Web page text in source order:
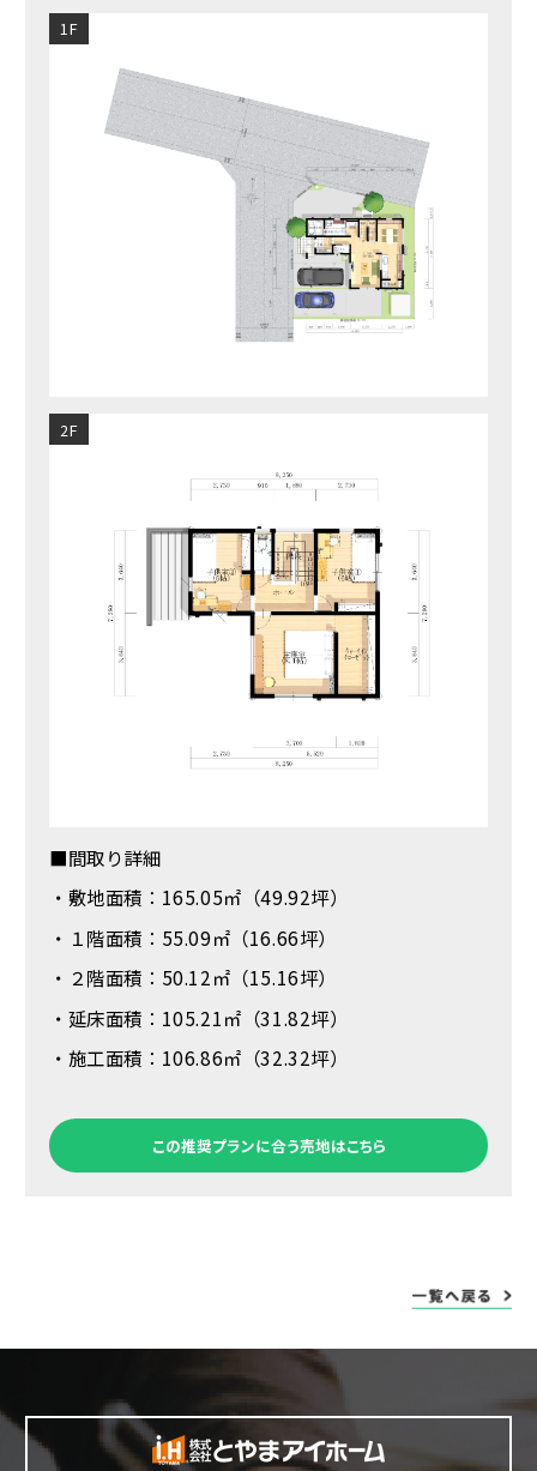
1F
2F
■間取り詳細
・敷地面積：165.05㎡（49.92坪）
・１階面積：55.09㎡（16.66坪）
・２階面積：50.12㎡（15.16坪）
・延床面積：105.21㎡（31.82坪）
・施工面積：106.86㎡（32.32坪）
この推奨プランに合う売地はこちら